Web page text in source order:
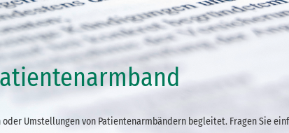
Umstellungen von Patientenarmbändern begleitet. Fragen Sie